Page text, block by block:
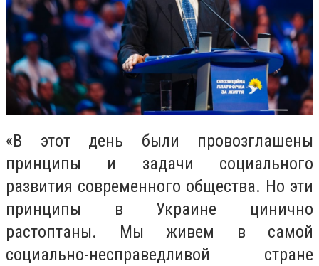
«В этот день были провозглашены
принципы и задачи социального
развития современного общества. Но эти
принципы в Украине цинично
растоптаны. Мы живем в самой
социально-несправедливой стране